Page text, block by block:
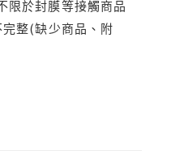
限於封膜等接觸商品
整(缺少商品、附